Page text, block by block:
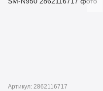
Артикул: 2862116717